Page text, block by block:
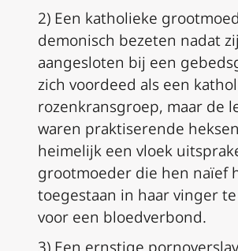
2) Een katholieke
demonisch bezeten nadat
aangesloten bij een
zich voordeed als een
rozenkransgroep, maar de
waren praktiserende
heimelijk een vloek
grootmoeder die hen naïef
toegestaan in haar vinger
voor een bloedverbond.